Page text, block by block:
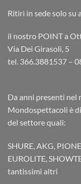
Ritiri in sede solo su
il nostro POINT a
Via Dei Girasoli, 5
tel. 366.3881537 –
Da anni presenti nel
Mondospettacoli è
del settore quali:
SHURE, AKG,
EUROLITE,
tantissimi altri